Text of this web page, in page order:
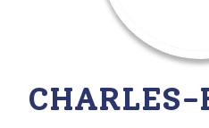
CHARLES-